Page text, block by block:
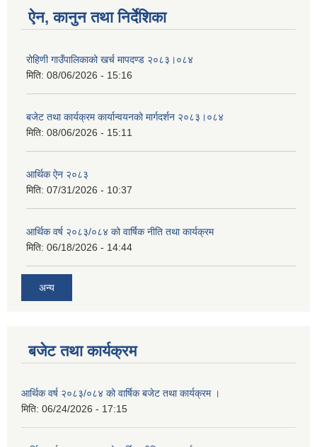
ऐन, कानुन तथा निर्देशिका
रोहिणी गाउँपालिकाको खर्च मापदण्ड २०८३।०८४
मिति: 08/06/2026 - 15:16
बजेट तथा कार्यक्रम कार्यान्वयनको मार्गदर्शन २०८३।०८४
मिति: 08/06/2026 - 15:11
आर्थिक ऐन २०८३
मिति: 07/31/2026 - 10:37
आर्थिक वर्ष २०८३/०८४ को वार्षिक नीति तथा कार्यक्रम
मिति: 06/18/2026 - 14:44
अन्य
बजेट तथा कार्यक्रम
आर्थिक वर्ष २०८३/०८४ को वार्षिक बजेट तथा कार्यक्रम ।
मिति: 06/24/2026 - 17:15